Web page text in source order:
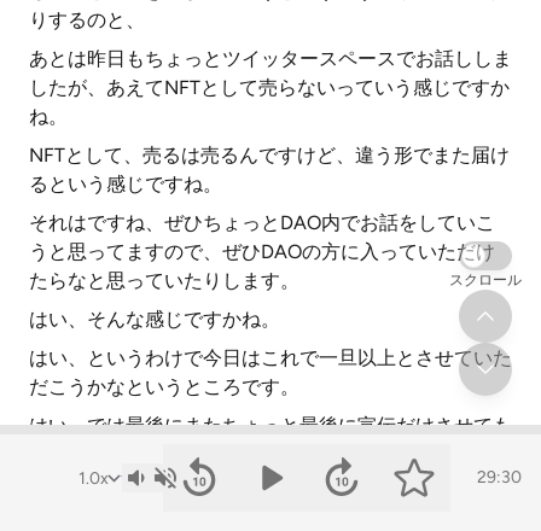
りするのと、
あとは昨日もちょっとツイッタースペースでお話ししま
したが、あえてNFTとして売らないっていう感じですか
ね。
NFTとして、売るは売るんですけど、違う形でまた届け
るという感じですね。
それはですね、ぜひちょっとDAO内でお話をしていこ
うと思ってますので、ぜひDAOの方に入っていただけ
たらなと思っていたりします。
はい、そんな感じですかね。
はい、というわけで今日はこれで一旦以上とさせていた
だこうかなというところです。
はい、では最後にまたちょっと最後に宣伝だけさせても
らえたらと思います。
はい、本日は3月29日ですね。
29:30
スクロール